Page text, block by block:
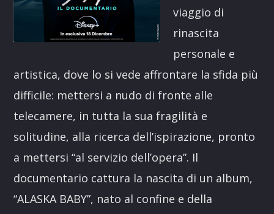
viaggio di
rinascita
personale e
artistica, dove lo si vede affrontare la sfida più
difficile: mettersi a nudo di fronte alle
telecamere, in tutta la sua fragilità e
solitudine, alla ricerca dell’ispirazione, pronto
a mettersi “al servizio dell’opera”. Il
documentario cattura la nascita di un album,
“ALASKA BABY”, nato al confine e della